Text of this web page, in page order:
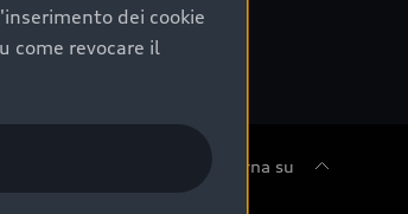
Torna su
dei cookie
come revocare il